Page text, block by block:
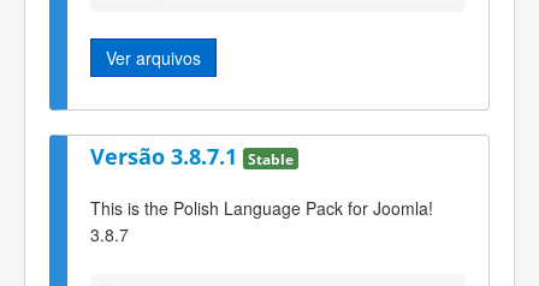
Ver arquivos
Versão 3.8.7.1 Stable
This is the Polish Language Pack for Joomla!
3.8.7